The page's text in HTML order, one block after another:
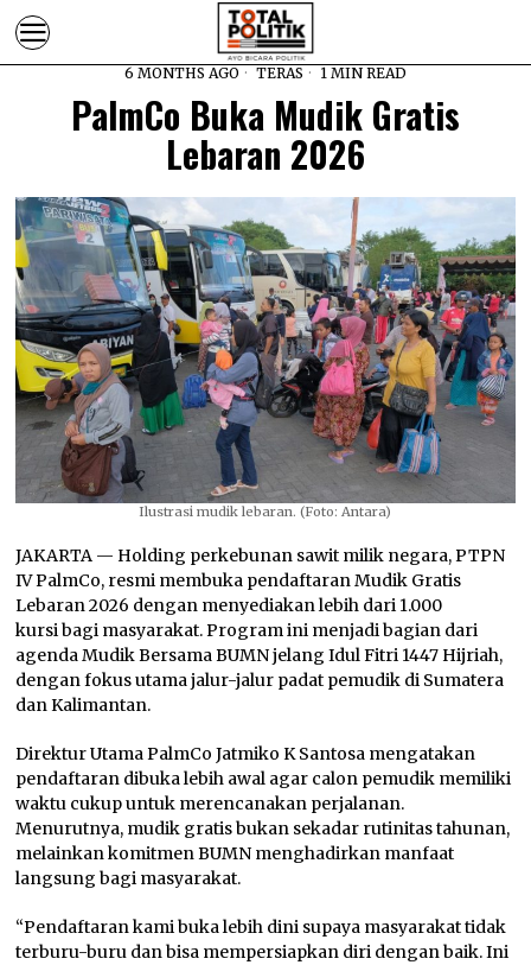
6 MONTHS AGO TERAS 1 MIN READ
PalmCo Buka Mudik Gratis
Lebaran 2026
Ilustrasi mudik lebaran. (Foto: Antara)
JAKARTA — Holding perkebunan sawit milik negara, PTPN
IV PalmCo, resmi membuka pendaftaran Mudik Gratis
Lebaran 2026 dengan menyediakan lebih dari 1.000
kursi bagi masyarakat. Program ini menjadi bagian dari
agenda Mudik Bersama BUMN jelang Idul Fitri 1447 Hijriah,
dengan fokus utama jalur-jalur padat pemudik di Sumatera
dan Kalimantan.
Direktur Utama PalmCo Jatmiko K Santosa mengatakan
pendaftaran dibuka lebih awal agar calon pemudik memiliki
waktu cukup untuk merencanakan perjalanan.
Menurutnya, mudik gratis bukan sekadar rutinitas tahunan,
melainkan komitmen BUMN menghadirkan manfaat
langsung bagi masyarakat.
“Pendaftaran kami buka lebih dini supaya masyarakat tidak
terburu-buru dan bisa mempersiapkan diri dengan baik. Ini